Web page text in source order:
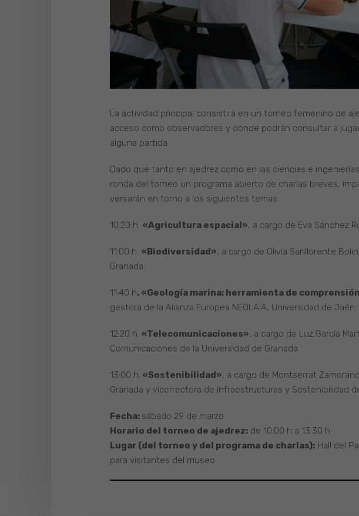
La actividad principal consistirá en un torneo femenino de
acceso como observadores y donde podrán consultar a
alguna partida.
Dado que tanto en ajedrez como en las ciencias e
ronda del torneo un programa abierto de charlas breves,
versarán en torno a los siguientes temas:
10:20 h. «Agricultura espacial», a cargo de Eva Sánchez
11:00 h. «Biodiversidad», a cargo de Olivia Sanllorente
Granada.
11:40 h. «Geología marina: herramienta de
gestora de la Alianza Europea NEOLAiA, Universidad de Jaén.
12:20 h. «Telecomunicaciones», a cargo de Luz García
Comunicaciones de la Universidad de Granada.
13:00 h. «Sostenibilidad», a cargo de Montserrat
Granada y vicerrectora de Infraestructuras y Sostenibilidad
Fecha: sábado 29 de marzo
Horario del torneo de ajedrez: de 10:00 h a 13:30 h
Lugar (del torneo y del programa de charlas): Hall del
para visitantes del museo